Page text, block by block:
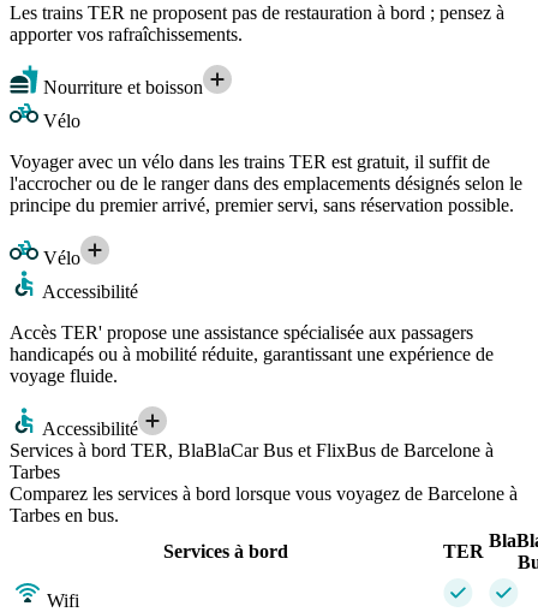
Les trains TER ne proposent pas de restauration à bord ; pensez à
apporter vos rafraîchissements.
Nourriture et boisson
Vélo
Voyager avec un vélo dans les trains TER est gratuit, il suffit de
l'accrocher ou de le ranger dans des emplacements désignés selon le
principe du premier arrivé, premier servi, sans réservation possible.
Vélo
Accessibilité
Accès TER' propose une assistance spécialisée aux passagers
handicapés ou à mobilité réduite, garantissant une expérience de
voyage fluide.
Accessibilité
Services à bord TER, BlaBlaCar Bus et FlixBus de Barcelone à
Tarbes
Comparez les services à bord lorsque vous voyagez de Barcelone à
Tarbes en bus.
Services à bord
TER
Wifi